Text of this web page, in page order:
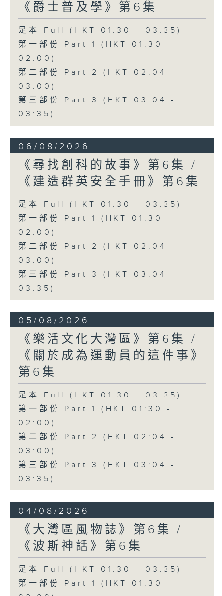
《爵士普及學》第6集
足本 Full (HKT 01:30 - 03:35)
第一部份 Part 1 (HKT 01:30 -
02:00)
第二部份 Part 2 (HKT 02:04 -
03:00)
第三部份 Part 3 (HKT 03:04 -
03:35)
06/08/2026
《尋找創科的故事》第6集 /
《建造群英安全手冊》第6集
足本 Full (HKT 01:30 - 03:35)
第一部份 Part 1 (HKT 01:30 -
02:00)
第二部份 Part 2 (HKT 02:04 -
03:00)
第三部份 Part 3 (HKT 03:04 -
03:35)
05/08/2026
《樂活文化大灣區》第6集 /
《關於成為運動員的這件事》
第6集
足本 Full (HKT 01:30 - 03:35)
第一部份 Part 1 (HKT 01:30 -
02:00)
第二部份 Part 2 (HKT 02:04 -
03:00)
第三部份 Part 3 (HKT 03:04 -
03:35)
04/08/2026
《大灣區風物誌》第6集 /
《波斯神話》第6集
足本 Full (HKT 01:30 - 03:35)
第一部份 Part 1 (HKT 01:30 -